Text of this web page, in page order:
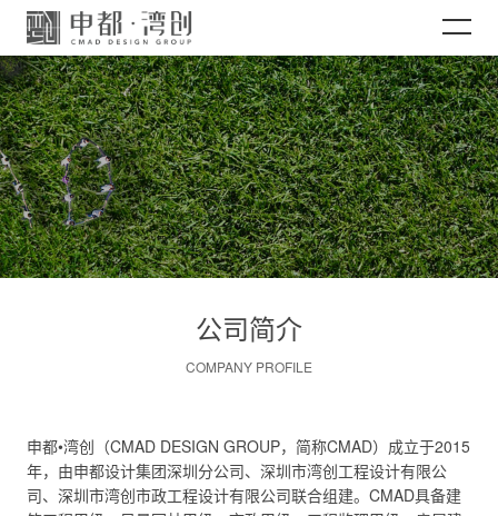
网站首页
关于CMAD
项目案例
公司简介
COMPANY PROFILE
申都•湾创（CMAD DESIGN GROUP，简称CMAD）成立于2015
年，由申都设计集团深圳分公司、深圳市湾创工程设计有限公
司、深圳市湾创市政工程设计有限公司联合组建。CMAD具备建